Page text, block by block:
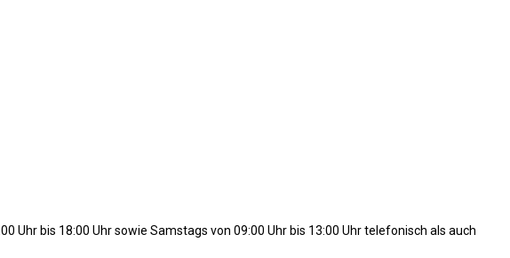
Uhr bis 18:00 Uhr sowie Samstags von 09:00 Uhr bis 13:00 Uhr telefonisch als auch